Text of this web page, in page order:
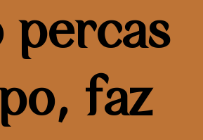
percas
faz